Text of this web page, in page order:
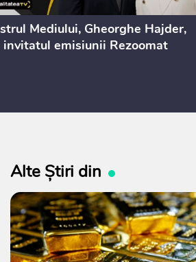
Mediului, Gheorghe Hajder,
invitatul emisiunii Rezoomat
Alte Știri din